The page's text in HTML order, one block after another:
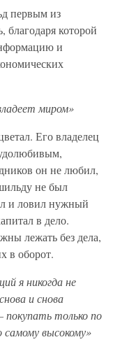
первым из
благодаря которой
и
миром»
Его владелец
он не любил,
не был
и ловил нужный
в дело.
лежать без дела,
в оборот.
я никогда не
и снова
только по
самому высокому»